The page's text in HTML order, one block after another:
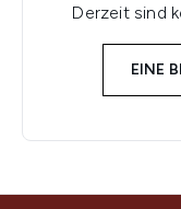
Derzeit sind
EINE